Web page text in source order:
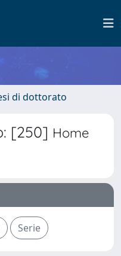
di dottorato
[250] Home